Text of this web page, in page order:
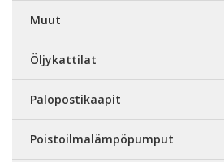
Muut
Öljykattilat
Palopostikaapit
Poistoilmalämpöpumput